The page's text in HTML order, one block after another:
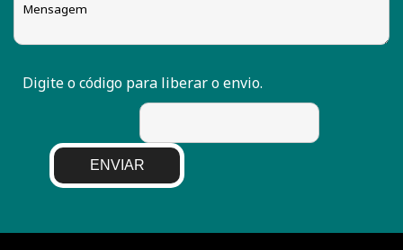
Digite o código para liberar o envio.
ENVIAR